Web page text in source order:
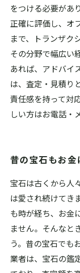
をつける必要があ
正確に評価し、オ
まで、トランザク
その分野で幅広い
あれば、アドバイ
は、査定・見積り
責任感を持って対
しい方はお電話・
昔の宝石もお金
宝石は古くから人
は愛され続けてき
も時が経ち、お金
ません。そんなと
う。昔の宝石でも
業者は、宝石の鑑